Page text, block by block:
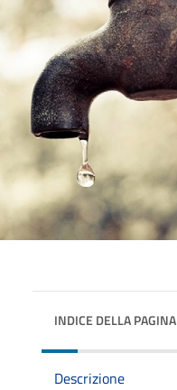
INDICE DELLA PAGINA
Descrizione